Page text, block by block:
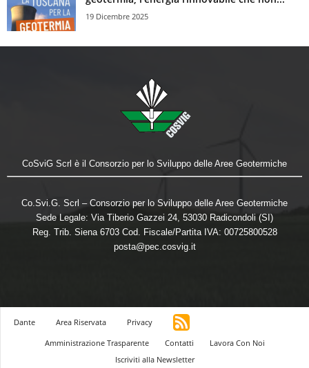
19 Dicembre 2025
CoSviG Scrl è il Consorzio per lo Sviluppo delle Aree Geotermiche
Co.Svi.G. Scrl – Consorzio per lo Sviluppo delle Aree Geotermiche
Sede Legale: Via Tiberio Gazzei 24, 53030 Radicondoli (SI)
Reg. Trib. Siena 6703 Cod. Fiscale/Partita IVA: 00725800528
posta@pec.cosvig.it
Dante Area Riservata
Privacy
Amministrazione Trasparente
Contatti
Lavora Con Noi
Iscriviti alla Newsletter